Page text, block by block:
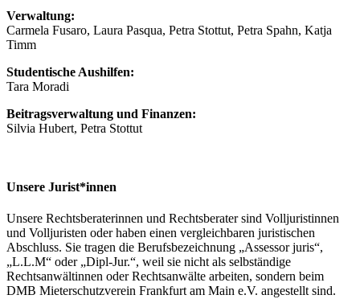
Verwaltung:
Carmela Fusaro, Laura Pasqua, Petra Stottut, Petra Spahn, Katja
Timm
Studentische Aushilfen:
Tara Moradi
Beitragsverwaltung und Finanzen:
Silvia Hubert, Petra Stottut
Unsere Jurist*innen
Unsere Rechtsberaterinnen und Rechtsberater sind Volljuristinnen
und Volljuristen oder haben einen vergleichbaren juristischen
Abschluss. Sie tragen die Berufsbezeichnung „Assessor juris“,
„L.L.M“ oder „Dipl-Jur.“, weil sie nicht als selbständige
Rechtsanwältinnen oder Rechtsanwälte arbeiten, sondern beim
DMB Mieterschutzverein Frankfurt am Main e.V. angestellt sind.